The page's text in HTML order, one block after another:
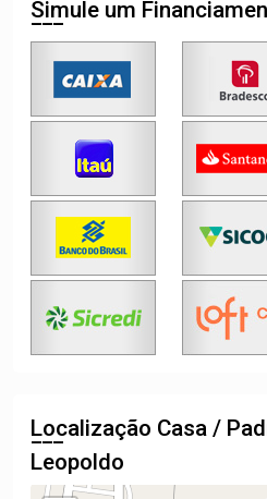
Simule um
Localização Casa /
Leopoldo